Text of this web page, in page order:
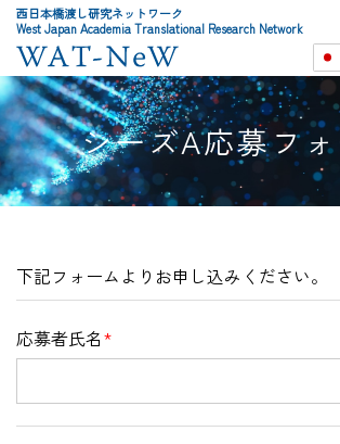
西日本橋渡し研究ネットワーク
West Japan Academia Translational Research Network
シーズA応募フ
下記フォームよりお申し込みください。
応募者氏名*